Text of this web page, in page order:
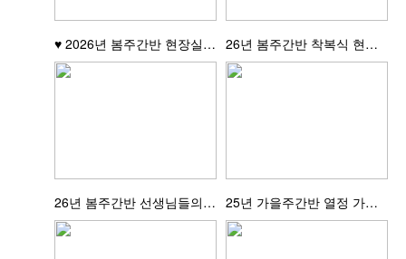
♥ 2026년 봄주간반 현장실습 라운딩 ♥ 26년 봄주간반 착복식 현장입니다~~
26년 봄주간반 선생님들의 주사실습현장입니다! 25년 가을주간반 열정 가득한 현장 실습 모습을..